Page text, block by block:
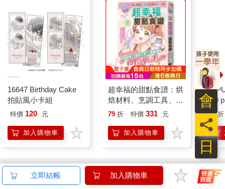
16647 Birthday Cake
拍貼風小卡組
特價 120 元
加入購物車
超幸福的甜點食譜：烘
焙材料、烹調工具、可
愛配色【閃亮女孩6】
79 折 特價 331 元
加入購物車
【
3.0
綠
95 折
訂購/退換貨須知
日
員
會